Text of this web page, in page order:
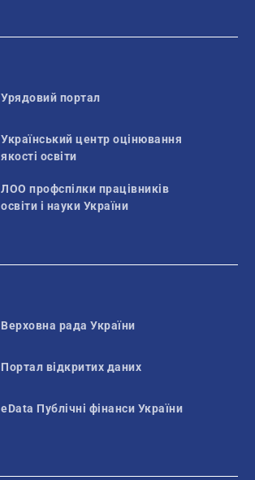
Урядовий портал
Український центр оцінювання
якості освіти
ЛОО профспілки працівників
освіти і науки України
Верховна рада України
Портал відкритих даних
eData Публічні фінанси України